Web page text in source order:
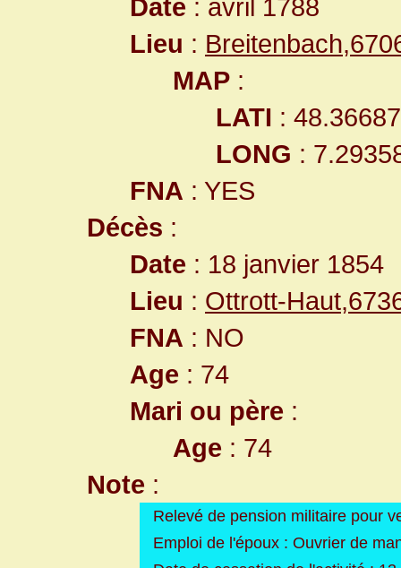
Date : avril 1788
Lieu :
MAP :
LATI :
LONG :
FNA : YES
Décès :
Date : 18 janvier 1854
Lieu : Ottrott-
FNA : NO
Age : 74
Mari ou père :
Age : 74
Note :
Relevé de pension militaire pour
Emploi de l'époux : Ouvrier de